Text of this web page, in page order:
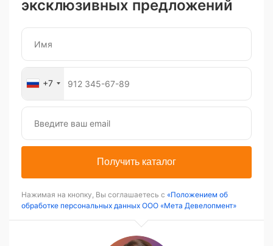
эксклюзивных предложений
+7
Получить каталог
Нажимая на кнопку, Вы соглашаетесь с «Положением об
обработке персональных данных ООО «Мета Девелопмент»